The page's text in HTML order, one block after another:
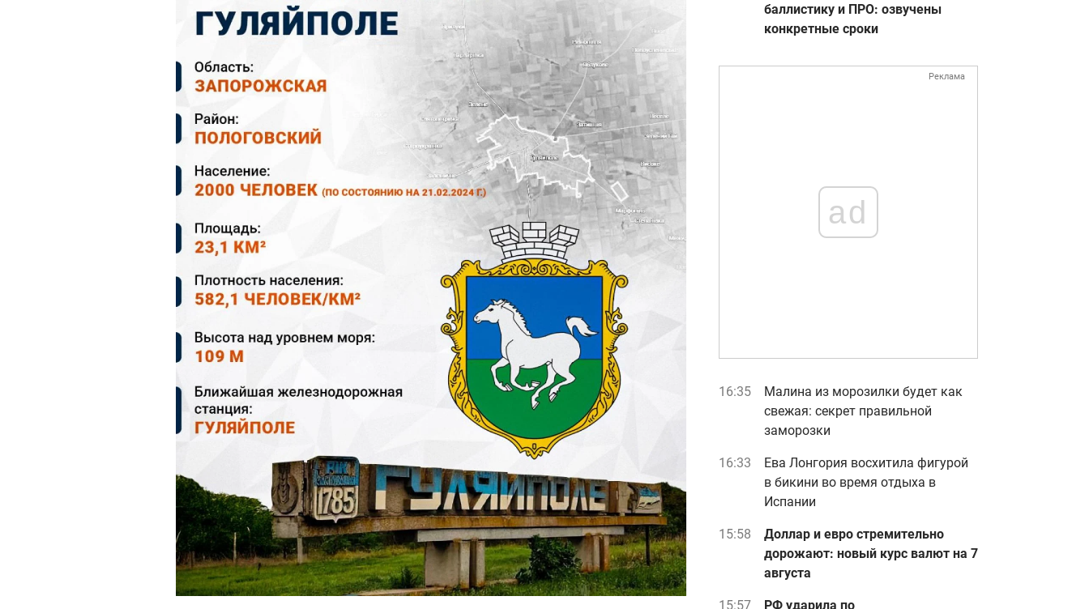
баллистику и ПРО: озвучены
конкретные сроки
Реклама
ad
16:35
Малина из морозилки будет как
свежая: секрет правильной
заморозки
16:33
Ева Лонгория восхитила фигурой
в бикини во время отдыха в
Испании
15:58
Доллар и евро стремительно
дорожают: новый курс валют на 7
августа
15:57 РФ ударила по